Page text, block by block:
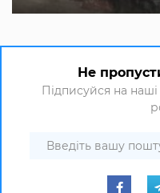
Не
Підписуйся на